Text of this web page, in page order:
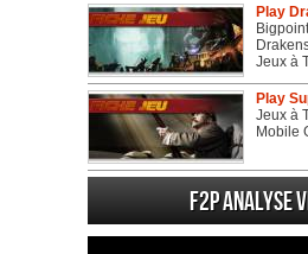
Play
Jeux à
Play
Jeux à
Mobile
F2P Analyse